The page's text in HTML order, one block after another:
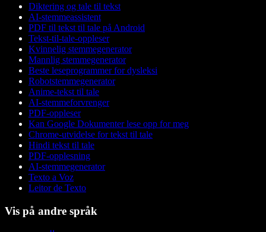
Diktering og tale til tekst
AI-stemmeassistent
PDF til tekst til tale på Android
Tekst-til-tale-oppleser
Kvinnelig stemmegenerator
Mannlig stemmegenerator
Beste leseprogrammer for dysleksi
Robotstemmegenerator
Anime-tekst til tale
AI-stemmeforvrenger
PDF-oppleser
Kan Google Dokumenter lese opp for meg
Chrome-utvidelse for tekst til tale
Hindi tekst til tale
PDF-opplesning
AI-stemmegenerator
Texto a Voz
Leitor de Texto
Vis på andre språk